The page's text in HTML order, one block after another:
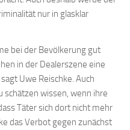
nur in glasklar
bei der Bevölkerung gut
in der Dealerszene eine
Uwe Reischke. Auch
schätzen wissen, wenn ihre
Täter sich dort nicht mehr
das Verbot gegen zunächst